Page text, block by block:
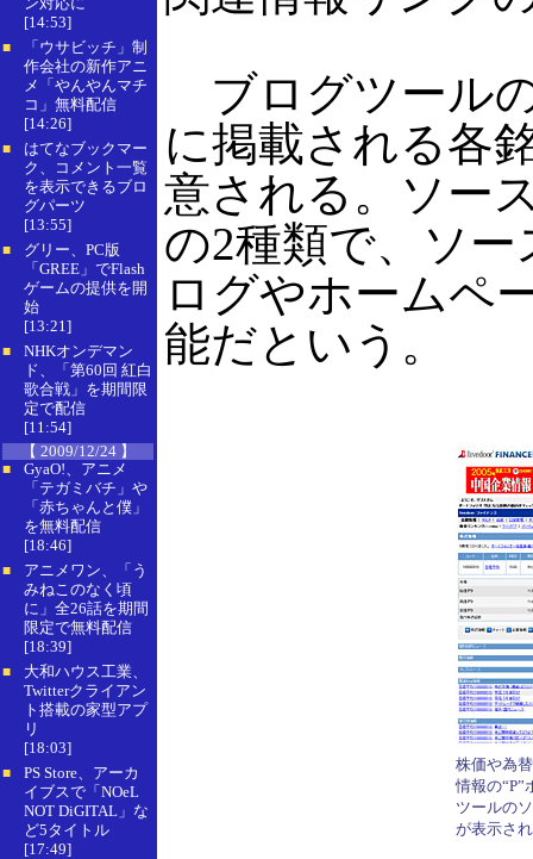
[14:53]
■
「ウサビッチ」制
作会社の新作アニ
メ「やんやんマチ
コ」無料配信
[14:26]
■
はてなブックマー
ク、コメント一覧
を表示できるブロ
グパーツ
[13:55]
■
グリー、PC版
「GREE」でFlash
ゲームの提供を開
始
[13:21]
■
NHKオンデマン
ド、「第60回 紅白
歌合戦」を期間限
定で配信
[11:54]
【 2009/12/24 】
■
GyaO!、アニメ
「テガミバチ」や
「赤ちゃんと僕」
を無料配信
[18:46]
■
アニメワン、「う
みねこのなく頃
に」全26話を期間
限定で無料配信
[18:39]
■
大和ハウス工業、
Twitterクライアン
ト搭載の家型アプ
リ
[18:03]
■
PS Store、アーカ
イブスで「NOeL
NOT DiGITAL」な
ど5タイトル
[17:49]
ブログツール
に掲載される各
意される。ソー
の2種類で、ソ
ログやホームペ
能だという。
株価や為
情報の“P”
ツールの
が表示さ